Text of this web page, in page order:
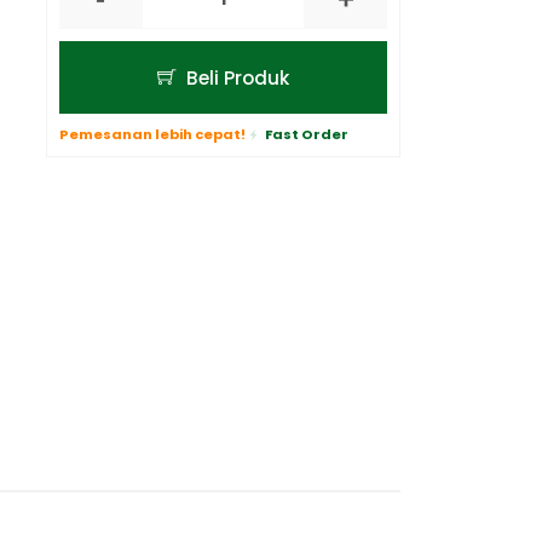
Beli Produk
Pemesanan lebih cepat! Fast Order